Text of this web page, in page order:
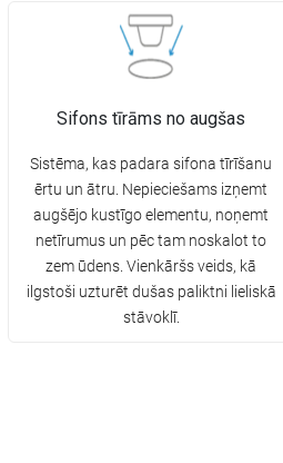
Sifons tīrāms no augšas
Sistēma, kas padara sifona tīrīšanu
ērtu un ātru. Nepieciešams izņemt
augšējo kustīgo elementu, noņemt
netīrumus un pēc tam noskalot to
zem ūdens. Vienkāršs veids, kā
ilgstoši uzturēt dušas paliktni lieliskā
stāvoklī.